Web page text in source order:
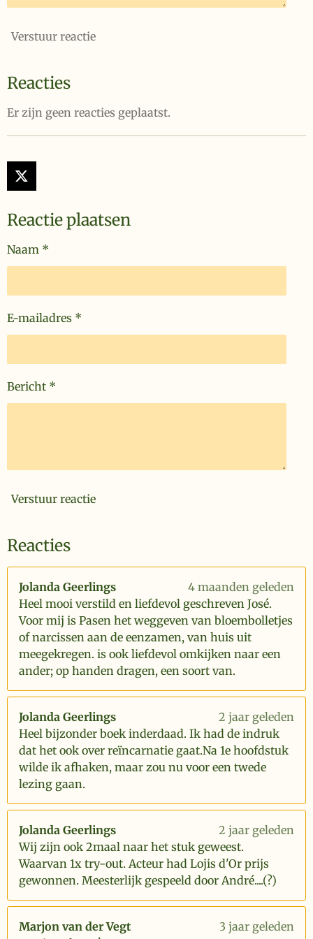
Verstuur reactie
Reacties
Er zijn geen reacties geplaatst.
X
Reactie plaatsen
Naam *
E-mailadres *
Bericht *
Verstuur reactie
Reacties
Jolanda Geerlings
4 maanden geleden
Heel mooi verstild en liefdevol geschreven José.
Voor mij is Pasen het weggeven van bloembolletjes
of narcissen aan de eenzamen, van huis uit
meegekregen. is ook liefdevol omkijken naar een
ander; op handen dragen, een soort van.
Jolanda Geerlings
2 jaar geleden
Heel bijzonder boek inderdaad. Ik had de indruk
dat het ook over reïncarnatie gaat.Na 1e hoofdstuk
wilde ik afhaken, maar zou nu voor een twede
lezing gaan.
Jolanda Geerlings
2 jaar geleden
Wij zijn ook 2maal naar het stuk geweest.
Waarvan 1x try-out. Acteur had Lojis d'Or prijs
gewonnen. Meesterlijk gespeeld door André....(?)
Marjon van der Vegt
3 jaar geleden